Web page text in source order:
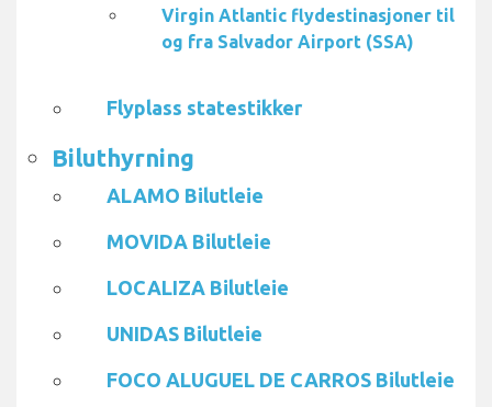
Virgin Atlantic flydestinasjoner til
og fra Salvador Airport (SSA)
Flyplass statestikker
Biluthyrning
ALAMO Bilutleie
MOVIDA Bilutleie
LOCALIZA Bilutleie
UNIDAS Bilutleie
FOCO ALUGUEL DE CARROS Bilutleie